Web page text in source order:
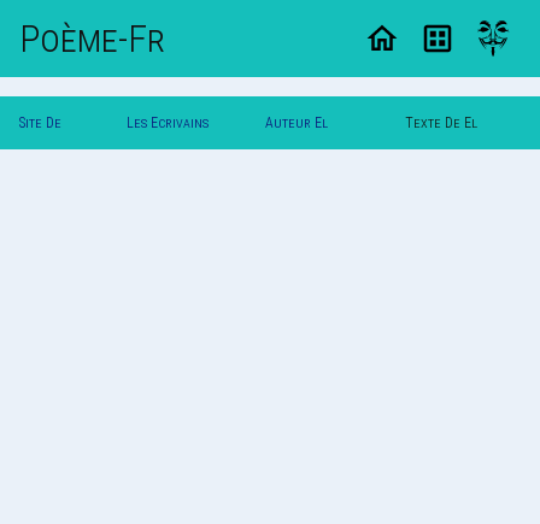
Poème-Fr
Site De Les Ecrivains Auteur El Texte De El